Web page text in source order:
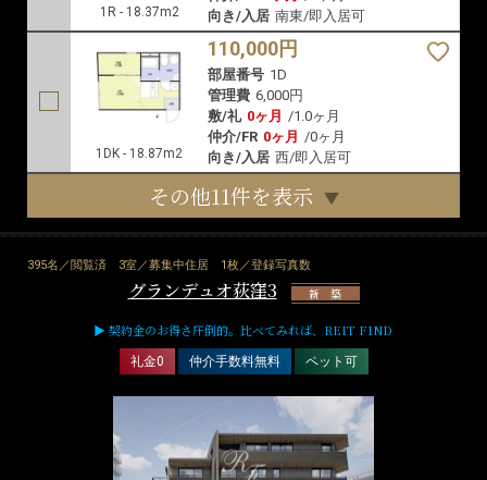
1R - 18.37m2
向き/入居 南東/即入居可
1DK - 18.87m2
110,000円
部屋番号 1D
管理費 6,000円
敷/礼 0ヶ月 /1.0ヶ月
仲介/FR 0ヶ月 /0ヶ月
向き/入居 西/即入居可
その他11件を表示
395名／閲覧済 3室／募集中住居 1枚／登録写真数
グランデュオ荻窪3 新 築
▶ 契約金のお得さ圧倒的。比べてみれば、REIT FIND
礼金0 仲介手数料無料 ペット可